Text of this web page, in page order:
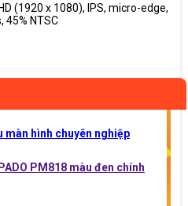
(1920 x 1080), IPS, micro-edge,
45% NTSC
màn hình chuyên nghiệp
PM818 màu đen chính